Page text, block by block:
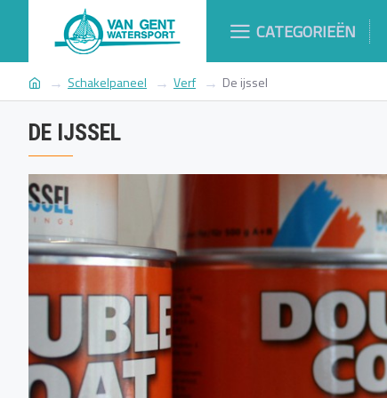
CATEGORIEËN
Schakelpaneel Verf De ijssel
DE IJSSEL